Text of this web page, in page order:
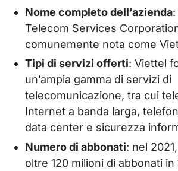
Nome completo dell’azienda
Telecom Services
comunemente nota come
Tipi di servizi offerti: Viettel
un’ampia gamma di servizi di
telecomunicazione, tra cui
Internet a banda larga,
data center e sicurezza
Numero di abbonati: nel
oltre 120 milioni di abbonati in